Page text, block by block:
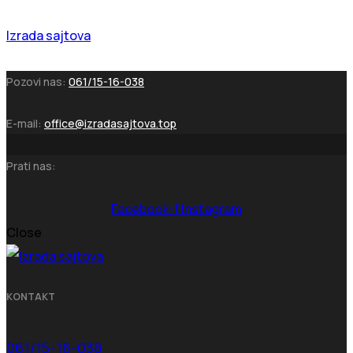
Izrada sajtova
Pozovi nas: 061/15-16-038
E-mail: office@izradasajtova.top
Prati nas:
Facebook-fInstagram
Close
KONTAKT
061/15-16-038